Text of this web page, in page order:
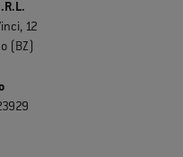
12
(BZ)